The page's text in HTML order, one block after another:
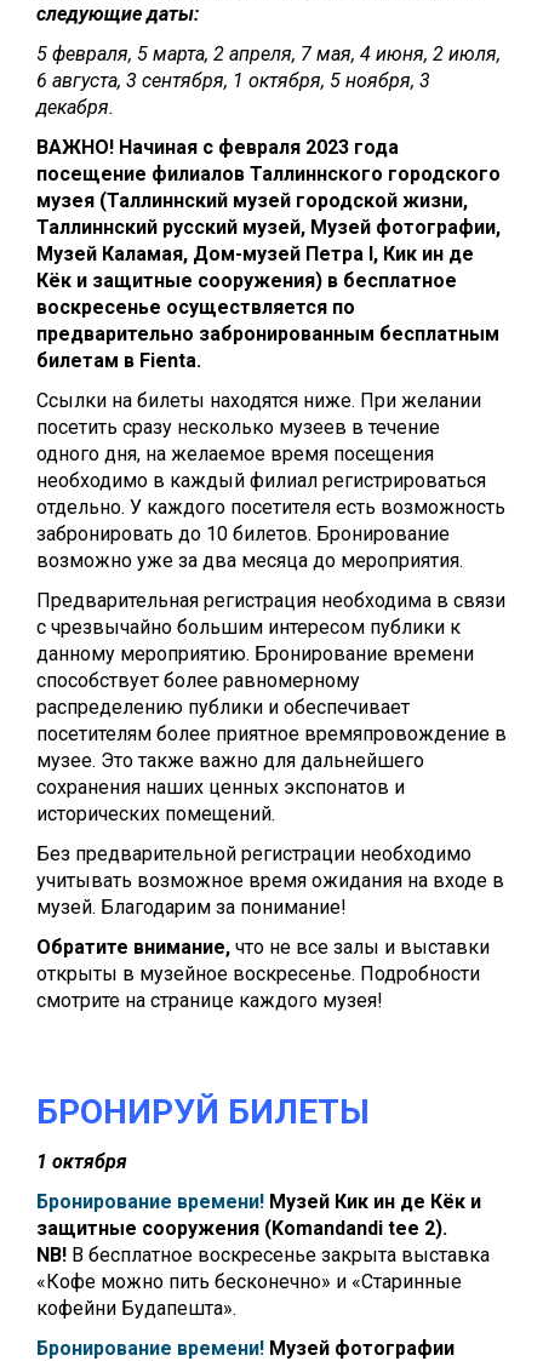
следующие даты:
5 февраля, 5 марта, 2 апреля, 7 мая, 4 июня, 2 июля,
6 августа, 3 сентября, 1 октября, 5 ноября, 3
декабря.
ВАЖНО! Начиная с февраля 2023 года
посещение филиалов Таллиннского городского
музея (Таллиннский музей городской жизни,
Таллиннский русский музей, Музей фотографии,
Музей Каламая, Дом-музей Петра I, Кик ин де
Кёк и защитные сооружения) в бесплатное
воскресенье осуществляется по
предварительно забронированным бесплатным
билетам в Fienta.
Ссылки на билеты находятся ниже. При желании
посетить сразу несколько музеев в течение
одного дня, на желаемое время посещения
необходимо в каждый филиал регистрироваться
отдельно. У каждого посетителя есть возможность
забронировать до 10 билетов. Бронирование
возможно уже за два месяца до мероприятия.
Предварительная регистрация необходима в связи
с чрезвычайно большим интересом публики к
данному мероприятию. Бронирование времени
способствует более равномерному
распределению публики и обеспечивает
посетителям более приятное времяпровождение в
музее. Это также важно для дальнейшего
сохранения наших ценных экспонатов и
исторических помещений.
Без предварительной регистрации необходимо
учитывать возможное время ожидания на входе в
музей. Благодарим за понимание!
Обратите внимание, что не все залы и выставки
открыты в музейное воскресенье. Подробности
смотрите на странице каждого музея!
БРОНИРУЙ БИЛЕТЫ
1 октября
Бронирование времени! Музей Кик ин де Кёк и
защитные сооружения (Komandandi tee 2).
NB! В бесплатное воскресенье закрыта выставка
«Кофе можно пить бесконечно» и «Старинные
кофейни Будапешта».
Бронирование времени! Музей фотографии